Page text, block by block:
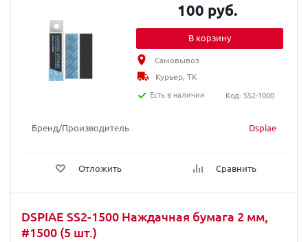
Бренд/Производитель Dspiae
Отложить Сравнить
100 руб.
В корзину
Самовывоз
Курьер, ТК
Есть в наличии
Код: SS2-1000
DSPIAE SS2-1500 Наждачная бумага 2 мм,
#1500 (5 шт.)